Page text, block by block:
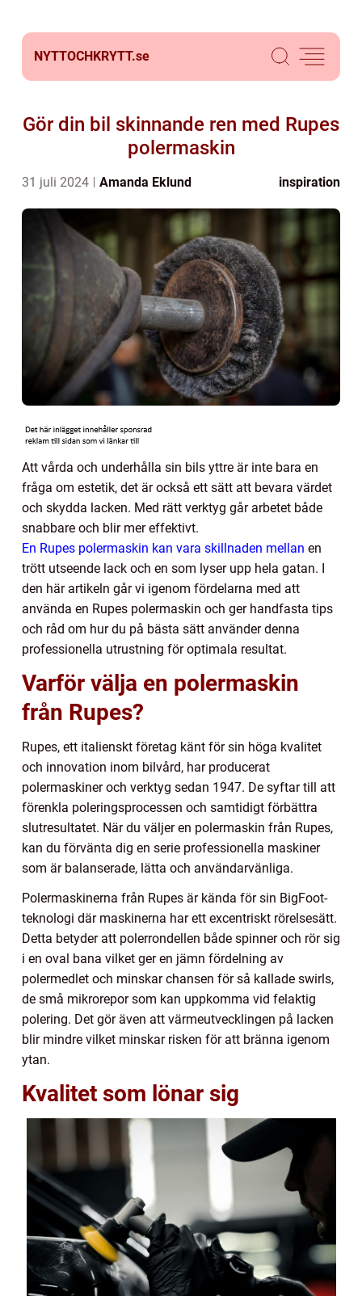
NYTTOCHKRYTT.se
Gör din bil skinnande ren med Rupes
polermaskin
31 juli 2024 Amanda Eklund inspiration
Att vårda och underhålla sin bils yttre är inte bara en
fråga om estetik, det är också ett sätt att bevara värdet
och skydda lacken. Med rätt verktyg går arbetet både
snabbare och blir mer effektivt.
En Rupes polermaskin kan vara skillnaden mellan en
trött utseende lack och en som lyser upp hela gatan. I
den här artikeln går vi igenom fördelarna med att
använda en Rupes polermaskin och ger handfasta tips
och råd om hur du på bästa sätt använder denna
professionella utrustning för optimala resultat.
Varför välja en polermaskin
från Rupes?
Rupes, ett italienskt företag känt för sin höga kvalitet
och innovation inom bilvård, har producerat
polermaskiner och verktyg sedan 1947. De syftar till att
förenkla poleringsprocessen och samtidigt förbättra
slutresultatet. När du väljer en polermaskin från Rupes,
kan du förvänta dig en serie professionella maskiner
som är balanserade, lätta och användarvänliga.
Polermaskinerna från Rupes är kända för sin BigFoot-
teknologi där maskinerna har ett excentriskt rörelsesätt.
Detta betyder att polerrondellen både spinner och rör sig
i en oval bana vilket ger en jämn fördelning av
polermedlet och minskar chansen för så kallade swirls,
de små mikrorepor som kan uppkomma vid felaktig
polering. Det gör även att värmeutvecklingen på lacken
blir mindre vilket minskar risken för att bränna igenom
ytan.
Kvalitet som lönar sig